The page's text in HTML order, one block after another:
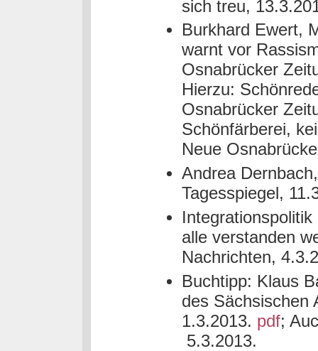
sich treu,
Burkhard Ewert,
warnt vor
Osnabrücker
Hierzu:
Osnabrücker
Schönfärberei,
Neue
Andrea
Tagesspiegel,
alle verstanden
Nachrichten,
Buchtipp: Klaus
des Sächsischen
1.3.2013. pdf;
5.3.2013.